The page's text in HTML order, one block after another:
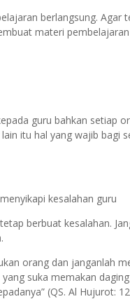
berlangsung. Agar
materi
guru bahkan setiap
itu hal yang wajib bagi
kesalahan guru
berbuat kesalahan.
orang dan janganlah
suka memakan
(QS. Al Hujurot: